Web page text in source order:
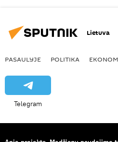
Lietuva
PASAULYJE POLITIKA
Telegram